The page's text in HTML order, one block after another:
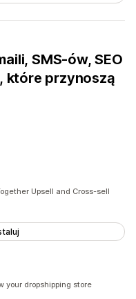
SMS-ów, SEO
które przynoszą
Upsell and Cross-sell
your dropshipping store